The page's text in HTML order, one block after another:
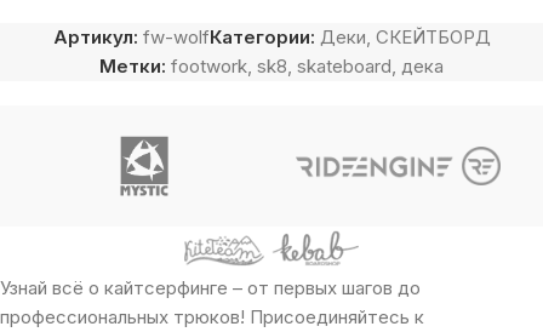
Артикул: fw-wolfКатегории: Деки, СКЕЙТБОРД
Метки: footwork, sk8, skateboard, дека
Узнай всё о кайтсерфинге – от первых шагов до
профессиональных трюков! Присоединяйтесь к